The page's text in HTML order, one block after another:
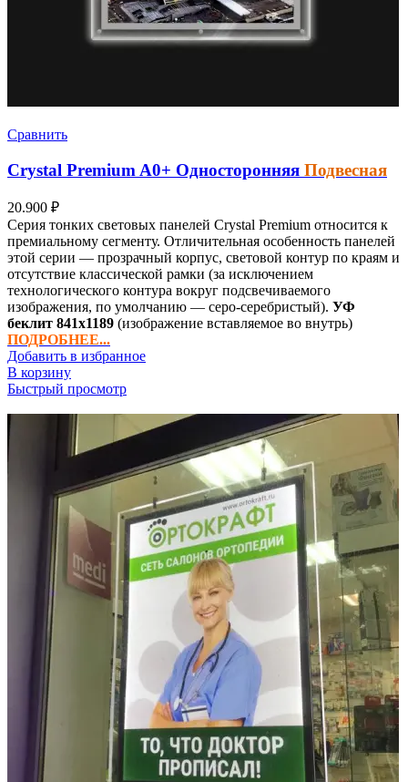
Сравнить
Crystal Premium A0+ Односторонняя Подвесная
20.900 ₽
Серия тонких световых панелей Crystal Premium относится к
премиальному сегменту. Отличительная особенность панелей
этой серии — прозрачный корпус, световой контур по краям и
отсутствие классической рамки (за исключением
технологического контура вокруг подсвечиваемого
изображения, по умолчанию — серо-серебристый). УФ
беклит 841х1189 (изображение вставляемое во внутрь)
ПОДРОБНЕЕ...
Добавить в избранное
В корзину
Быстрый просмотр